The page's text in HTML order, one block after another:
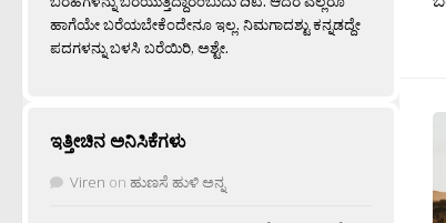
ಹಾಗೆಯೇ ಬರೆಯಬೇಕೆಂದೇನೂ ಇಲ್ಲ. ನಿಮಗಾದಶ್ಟು ಕನ್ನಡದ್ದೇ
ಪದಗಳನ್ನು ಬಳಸಿ ಬರೆಯಿರಿ, ಅಶ್ಟೇ.
ಇತ್ತೀಚಿನ ಅನಿಸಿಕೆಗಳು
Viren on ಹುಣಸೆ ಹುಳಿ ಅನ್ನ